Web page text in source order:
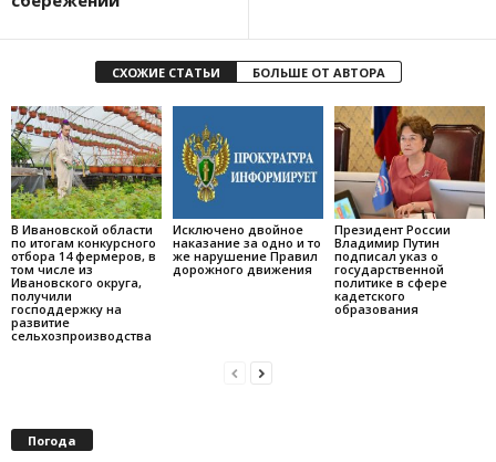
СХОЖИЕ СТАТЬИ БОЛЬШЕ ОТ АВТОРА
В Ивановской области
по итогам конкурсного
отбора 14 фермеров, в
том числе из
Ивановского округа,
получили
господдержку на
развитие
сельхозпроизводства
Исключено двойное
наказание за одно и то
же нарушение Правил
дорожного движения
Президент России
Владимир Путин
подписал указ о
государственной
политике в сфере
кадетского
образования
Погода